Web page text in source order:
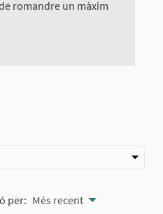
romandre un màxim
per: Més recent